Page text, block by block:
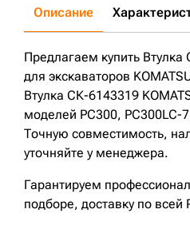
Описание
Предлагаем купить Втулка
для экскаваторов
Втулка СК-6143319
моделей PC300, PC300LC-
Точную совместимость,
уточняйте у менеджера.
Гарантируем
подборе, доставку по